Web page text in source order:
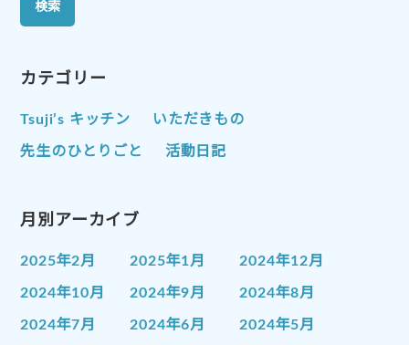
カテゴリー
Tsuji’s キッチン いただきもの
先生のひとりごと 活動日記
月別アーカイブ
2025年2月 2025年1月 2024年12月
2024年10月 2024年9月 2024年8月
2024年7月 2024年6月 2024年5月